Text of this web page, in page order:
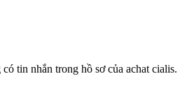
tin nhắn trong hồ sơ của achat cialis.